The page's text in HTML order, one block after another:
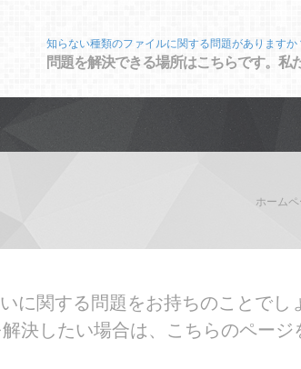
知らない種類のファイルに関する問題がありますか
問題を解決できる場所はこちらです。私
ホーム
に関する問題をお持ちのことでし
決したい場合は、こちらのページ